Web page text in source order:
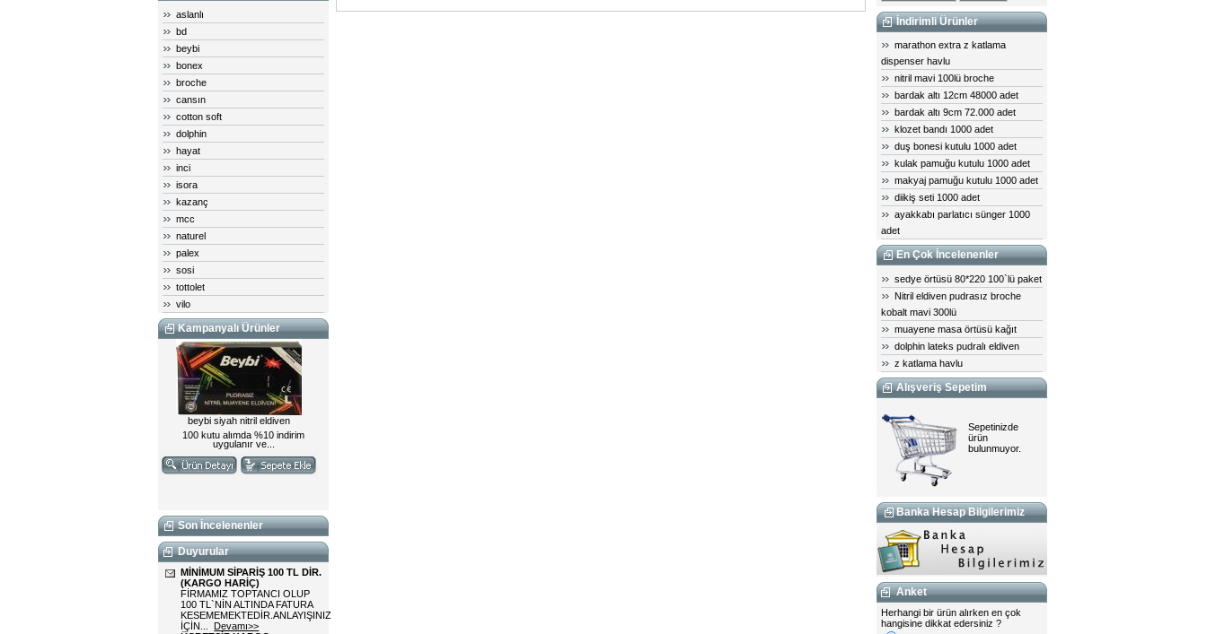
aslanlı
bd
beybi
bonex
broche
cansın
cotton soft
dolphin
hayat
inci
isora
kazanç
mcc
naturel
palex
sosi
tottolet
vilo
Kampanyalı Ürünler
Son İncelenenler
Duyurular
MİNİMUM SİPARİŞ 100 TL DİR.
(KARGO HARİÇ)
FİRMAMIZ TOPTANCI OLUP
100 TL`NİN ALTINDA FATURA
KESEMEMEKTEDİR.ANLAYIŞINIZ
İÇİN... Devamı>>
İndirimli Ürünler
marathon extra z katlama
dispenser havlu
nitril mavi 100lü broche
bardak altı 12cm 48000 adet
bardak altı 9cm 72.000 adet
klozet bandı 1000 adet
duş bonesi kutulu 1000 adet
kulak pamuğu kutulu 1000 adet
makyaj pamuğu kutulu 1000 adet
diikiş seti 1000 adet
ayakkabı parlatıcı sünger 1000
adet
En Çok İncelenenler
sedye örtüsü 80*220 100`lü paket
Nitril eldiven pudrasız broche
kobalt mavi 300lü
muayene masa örtüsü kağıt
dolphin lateks pudralı eldiven
z katlama havlu
Alışveriş Sepetim
Sepetinizde
ürün
bulunmuyor.
Banka Hesap Bilgilerimiz
Anket
Herhangi bir ürün alırken en çok
hangisine dikkat edersiniz ?